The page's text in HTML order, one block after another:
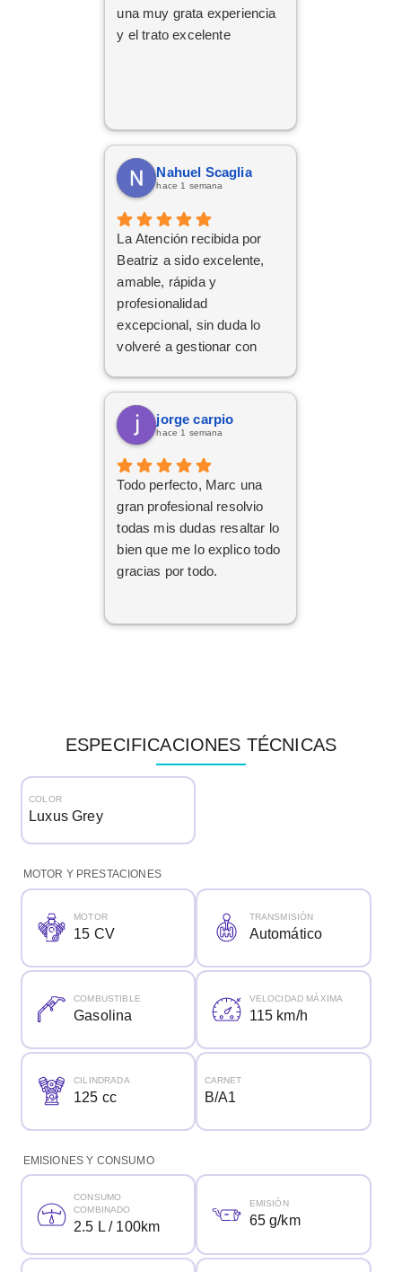
una muy grata experiencia
y el trato excelente
Nahuel Scaglia
hace 1 semana
La Atención recibida por
Beatriz a sido excelente,
amable, rápida y
profesionalidad
excepcional, sin duda lo
volveré a gestionar con
contrataciones.
jorge carpio
hace 1 semana
Todo perfecto, Marc una
gran profesional resolvio
todas mis dudas resaltar lo
bien que me lo explico todo
gracias por todo.
ESPECIFICACIONES TÉCNICAS
COLOR
Luxus Grey
MOTOR Y PRESTACIONES
MOTOR
15 CV
TRANSMISIÓN
Automático
COMBUSTIBLE
Gasolina
VELOCIDAD MÁXIMA
115 km/h
CILINDRADA
125 cc
CARNET
B/A1
EMISIONES Y CONSUMO
CONSUMO
COMBINADO
2.5 L / 100km
EMISIÓN
65 g/km